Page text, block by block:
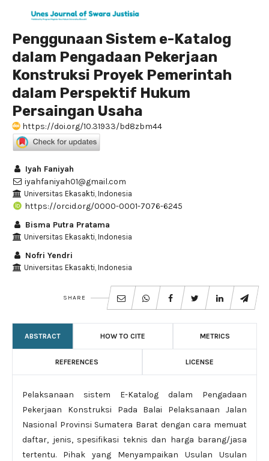
Penggunaan Sistem e-Katalog
dalam Pengadaan Pekerjaan
Konstruksi Proyek Pemerintah
dalam Perspektif Hukum
Persaingan Usaha
https://doi.org/10.31933/bd8zbm44
Iyah Faniyah
iyahfaniyah01@gmail.com
Universitas Ekasakti, Indonesia
https://orcid.org/0000-0001-7076-6245
Bisma Putra Pratama
Universitas Ekasakti, Indonesia
Nofri Yendri
Universitas Ekasakti, Indonesia
SHARE
ABSTRACT HOW TO CITE METRICS
REFERENCES LICENSE
Pelaksanaan sistem E-Katalog dalam Pengadaan
Pekerjaan Konstruksi Pada Balai Pelaksanaan Jalan
Nasional Provinsi Sumatera Barat dengan cara memuat
daftar, jenis, spesifikasi teknis dan harga barang/jasa
tertentu. Pihak yang Menyampaikan Usulan Usulan